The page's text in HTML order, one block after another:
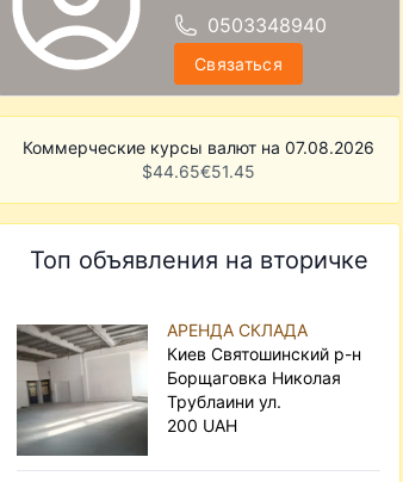
0503348940
Связаться
Коммерческие курсы валют на 07.08.2026
$44.65€51.45
Топ объявления на вторичке
АРЕНДА СКЛАДА
Киев Святошинский р-н
Борщаговка Николая
Трублаини ул.
200 UAH